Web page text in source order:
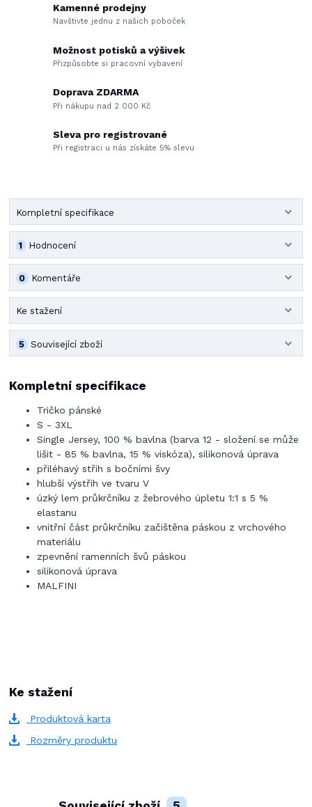
Kamenné prodejny
Navštivte jednu z našich poboček
Možnost potisků a výšivek
Přizpůsobte si pracovní vybavení
Doprava ZDARMA
Při nákupu nad 2 000 Kč
Sleva pro registrované
Při registraci u nás získáte 5% slevu
Kompletní specifikace
Hodnocení
1
Komentáře
0
Ke stažení
Související zboží
5
Kompletní specifikace
Tričko pánské
S - 3XL
Single Jersey, 100 % bavlna (barva 12 - složení se může
lišit - 85 % bavlna, 15 % viskóza), silikonová úprava
přiléhavý střih s bočními švy
hlubší výstřih ve tvaru V
úzký lem průkrčníku z žebrového úpletu 1:1 s 5 %
elastanu
vnitřní část průkrčníku začištěna páskou z vrchového
materiálu
zpevnění ramenních švů páskou
silikonová úprava
MALFINI
Ke stažení
Produktová karta
Rozměry produktu